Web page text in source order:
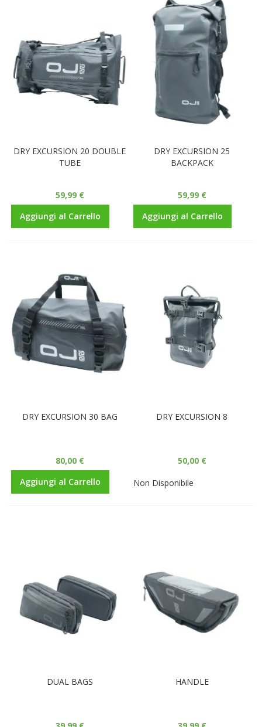
DRY EXCURSION 20 DOUBLE
TUBE
59,99 €
Aggiungi al Carrello
DRY EXCURSION 25
BACKPACK
59,99 €
Aggiungi al Carrello
DRY EXCURSION 30 BAG
80,00 €
Aggiungi al Carrello
DRY EXCURSION 8
50,00 €
Non Disponibile
DUAL BAGS HANDLE